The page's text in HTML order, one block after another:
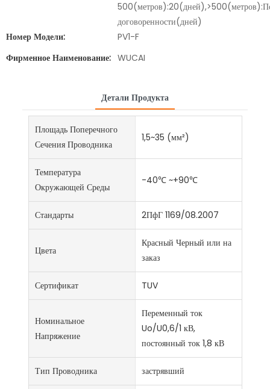
договоренности(дней)
Номер Модели:
PV1-F
Фирменное Наименование: WUCAI
Детали Продукта
Площадь Поперечного
Сечения Проводника
1,5~35 (мм²)
Температура
Окружающей Среды
-40℃ ~+90℃
Стандарты 2ПфГ 1169/08.2007
Цвета
Красный Черный или на
заказ
Сертификат TUV
Номинальное
Напряжение
Переменный ток
Uo/U0,6/1 кВ,
постоянный ток 1,8 кВ
Тип Проводника застрявший